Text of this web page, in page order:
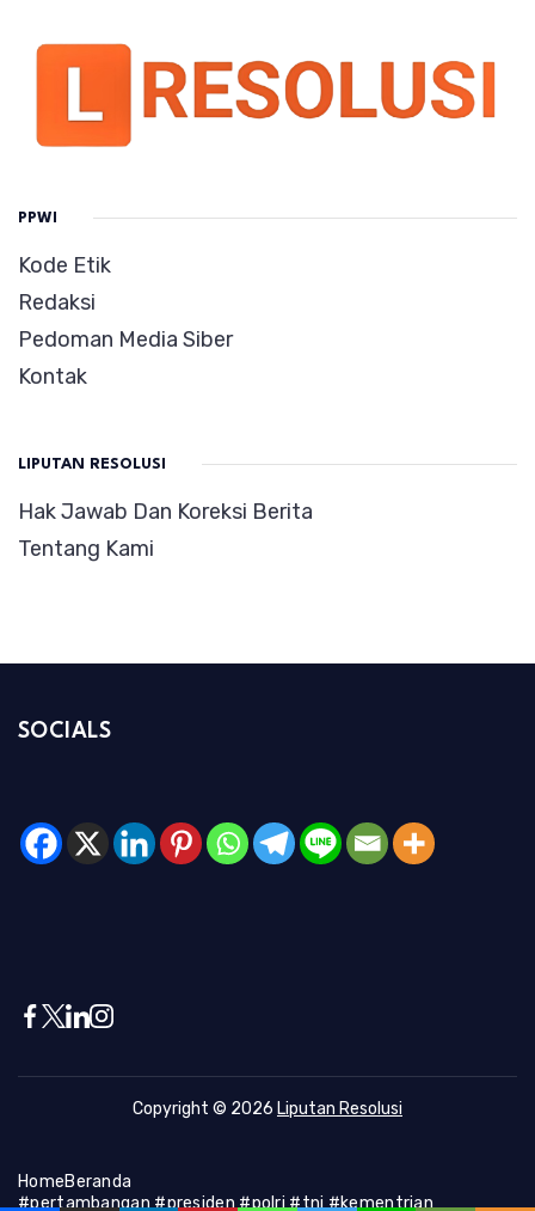
PPWI
Kode Etik
Redaksi
Pedoman Media Siber
Kontak
LIPUTAN RESOLUSI
Hak Jawab Dan Koreksi Berita
Tentang Kami
SOCIALS
Copyright © 2026 Liputan Resolusi
HomeBeranda
#pertambangan #presiden #polri #tni #kementrian